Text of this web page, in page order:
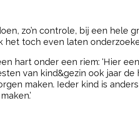
zo’n controle, bij een hele
het toch even laten
hart onder een riem: ‘Hier
van kind&gezin ook jaar
maken. Ieder kind is